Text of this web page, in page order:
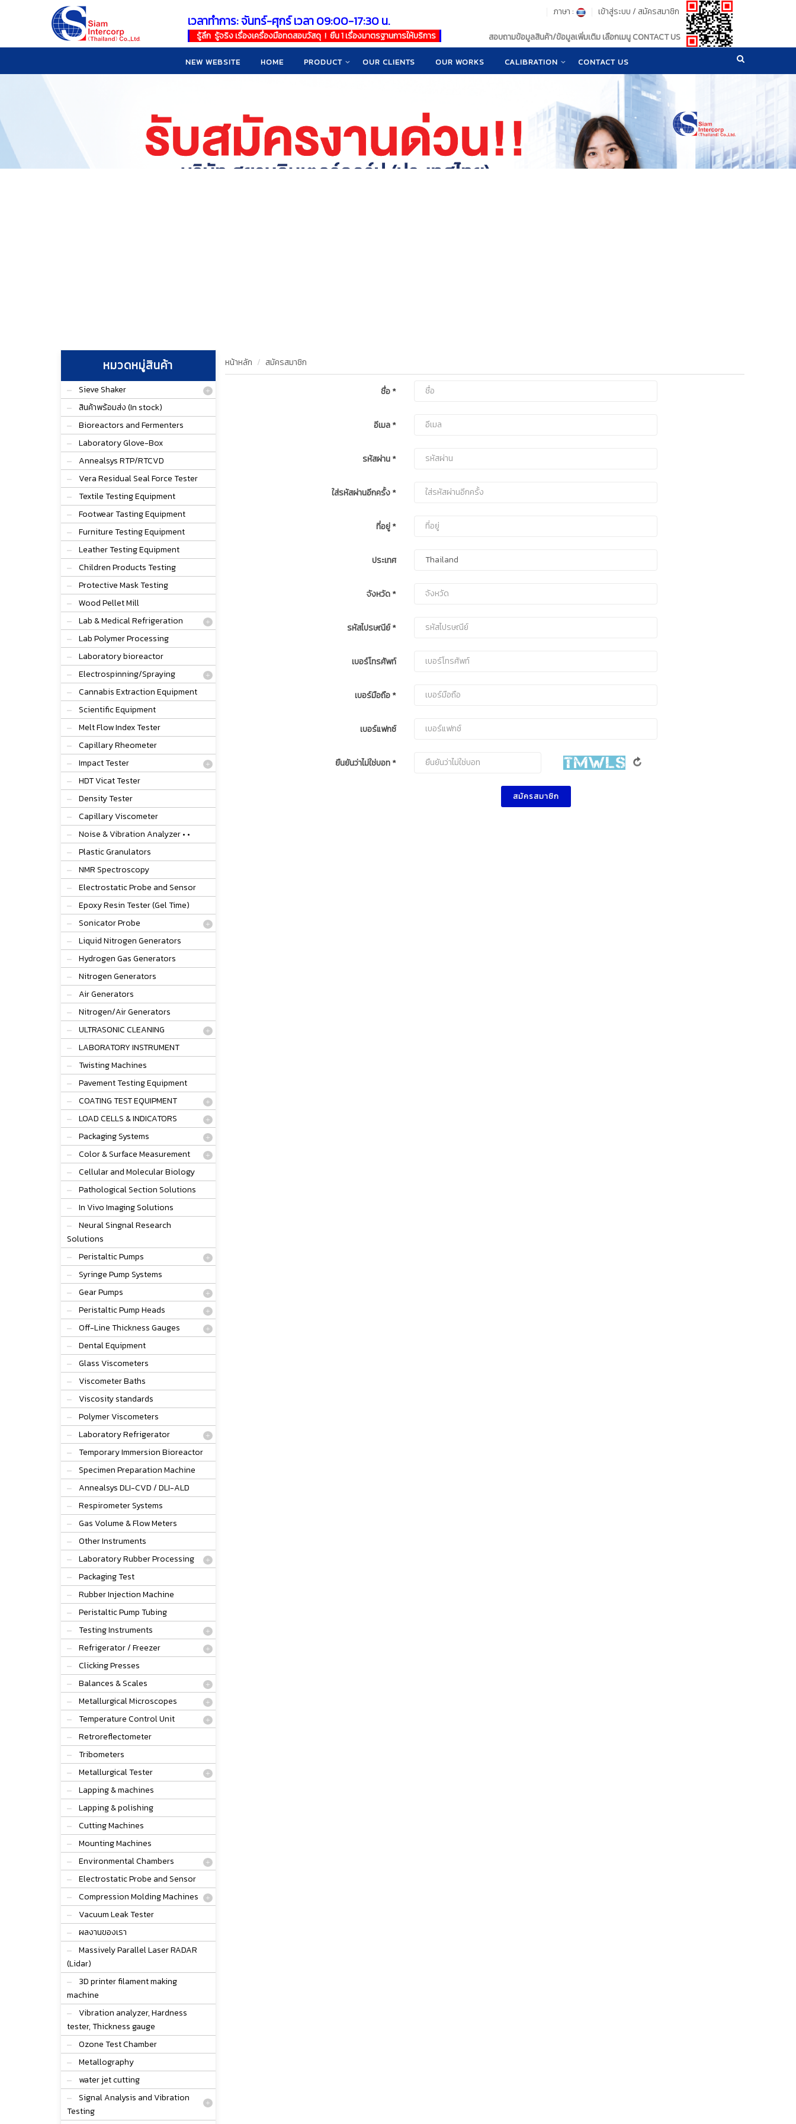
เวลาทำการ: จันทร์-ศุกร์ เวลา 09:00-17:30 น.
รู้ลึก รู้จริง เรื่องเครื่องมือทดสอบวัสดุ ! ยืน 1 เรื่องมาตรฐานการให้บริการ
เข้าสู่ระบบ / สมัครสมาชิก
ภาษา :
สอบถามข้อมูลสินค้า/ข้อมูลเพิ่มเติม เลือกเมนู CONTACT US
NEW WEBSITE HOME PRODUCT OUR CLIENTS OUR WORKS CALIBRATION CONTACT US
หมวดหมู่สินค้า
Sieve Shaker
สินค้าพร้อมส่ง (In stock)
Bioreactors and Fermenters
Laboratory Glove-Box
Annealsys RTP/RTCVD
Vera Residual Seal Force Tester
Textile Testing Equipment
Footwear Tasting Equipment
Furniture Testing Equipment
Leather Testing Equipment
Children Products Testing
Protective Mask Testing
Wood Pellet Mill
Lab & Medical Refrigeration
Lab Polymer Processing
Laboratory bioreactor
Electrospinning/Spraying
Cannabis Extraction Equipment
Scientific Equipment
Melt Flow Index Tester
Capillary Rheometer
Impact Tester
HDT Vicat Tester
Density Tester
Capillary Viscometer
Noise & Vibration Analyzer • •
Plastic Granulators
NMR Spectroscopy
Electrostatic Probe and Sensor
Epoxy Resin Tester (Gel Time)
Sonicator Probe
Liquid Nitrogen Generators
Hydrogen Gas Generators
Nitrogen Generators
Air Generators
Nitrogen/Air Generators
ULTRASONIC CLEANING
LABORATORY INSTRUMENT
Twisting Machines
Pavement Testing Equipment
COATING TEST EQUIPMENT
LOAD CELLS & INDICATORS
Packaging Systems
Color & Surface Measurement
Cellular and Molecular Biology
Pathological Section Solutions
In Vivo Imaging Solutions
Neural Singnal Research
Solutions
Peristaltic Pumps
Syringe Pump Systems
Gear Pumps
Peristaltic Pump Heads
Off-Line Thickness Gauges
Dental Equipment
Glass Viscometers
Viscometer Baths
Viscosity standards
Polymer Viscometers
Laboratory Refrigerator
Temporary Immersion Bioreactor
Specimen Preparation Machine
Annealsys DLI-CVD / DLI-ALD
Respirometer Systems
Gas Volume & Flow Meters
Other Instruments
Laboratory Rubber Processing
Packaging Test
Rubber Injection Machine
Peristaltic Pump Tubing
Testing Instruments
Refrigerator / Freezer
Clicking Presses
Balances & Scales
Metallurgical Microscopes
Temperature Control Unit
Retroreflectometer
Tribometers
Metallurgical Tester
Lapping & machines
Lapping & polishing
Cutting Machines
Mounting Machines
Environmental Chambers
Electrostatic Probe and Sensor
Compression Molding Machines
Vacuum Leak Tester
ผลงานของเรา
Massively Parallel Laser RADAR
(Lidar)
3D printer filament making
machine
Vibration analyzer, Hardness
tester, Thickness gauge
Ozone Test Chamber
Metallography
water jet cutting
Signal Analysis and Vibration
Testing
หน้าหลัก สมัครสมาชิก
ชื่อ*
อีเมล*
รหัสผ่าน*
ใส่รหัสผ่านอีกครั้ง*
ที่อยู่*
ประเทศ
จังหวัด*
รหัสไปรษณีย์*
เบอร์โทรศัพท์
เบอร์มือถือ*
เบอร์แฟกซ์
ยืนยันว่าไม่ใช่บอท*
สมัครสมาชิก